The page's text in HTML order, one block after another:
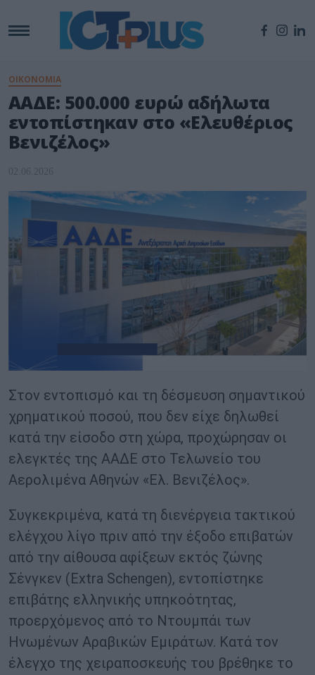
ΟΙΚΟΝΟΜΙΑ
ΑAΔΕ: 500.000 ευρώ αδήλωτα
εντοπίστηκαν στο «Ελευθέριος
Βενιζέλος»
02.06.2026
Στον εντοπισμό και τη δέσμευση σημαντικού
χρηματικού ποσού, που δεν είχε δηλωθεί
κατά την είσοδο στη χώρα, προχώρησαν οι
ελεγκτές της ΑΑΔΕ στο Τελωνείο του
Αερολιμένα Αθηνών «Ελ. Βενιζέλος».
Συγκεκριμένα, κατά τη διενέργεια τακτικού
ελέγχου λίγο πριν από την έξοδο επιβατών
από την αίθουσα αφίξεων εκτός ζώνης
Σένγκεν (Extra Schengen), εντοπίστηκε
επιβάτης ελληνικής υπηκοότητας,
προερχόμενος από το Ντουμπάι των
Ηνωμένων Αραβικών Εμιράτων. Κατά τον
έλεγχο της χειραποσκευής του βρέθηκε το